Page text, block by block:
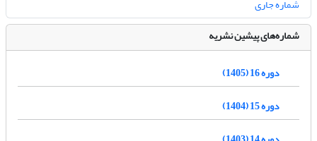
شماره جاری
شماره‌های پیشین نشریه
دوره 16 (1405)
دوره 15 (1404)